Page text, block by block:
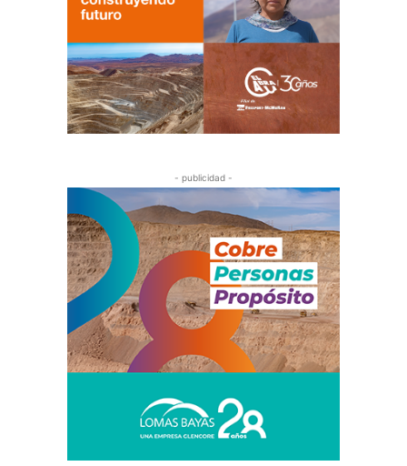
- publicidad -